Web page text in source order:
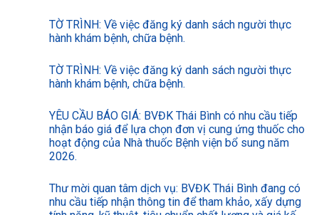
TỜ TRÌNH: Về việc đăng ký danh sách người thực
hành khám bệnh, chữa bệnh.
TỜ TRÌNH: Về việc đăng ký danh sách người thực
hành khám bệnh, chữa bệnh.
YÊU CẦU BÁO GIÁ: BVĐK Thái Bình có nhu cầu tiếp
nhận báo giá để lựa chọn đơn vị cung ứng thuốc cho
hoạt động của Nhà thuốc Bệnh viện bổ sung năm
2026.
Thư mời quan tâm dịch vụ: BVĐK Thái Bình đang có
nhu cầu tiếp nhận thông tin để tham khảo, xấy dựng